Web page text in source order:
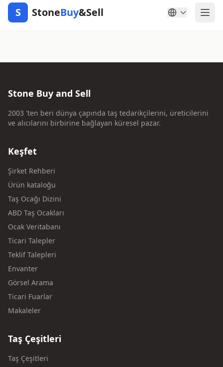
S StoneBuy&Sell
Stone Buy and Sell
2003 'ten beri dünya çapında taş tedarikçilerini, üreticilerini
ve alıcılarını birbirine bağlayan küresel pazar.
Keşfet
Şirket Rehberi
Ürün kataloğu
Taş Ocağı Dizini
ABD Taş Ocakları
Ocak Veritabanı
Ticari Talepler
Teklif Talepleri
Envanter
Görsel Arama
Ticari Fuarlar
Makaleler
Taş Çeşitleri
Taş Çeşitleri